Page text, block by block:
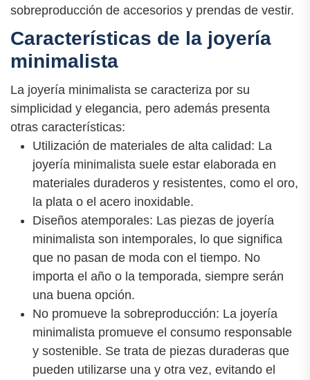
sobreproducción de accesorios y prendas de vestir.
Características de la joyería
minimalista
La joyería minimalista se caracteriza por su
simplicidad y elegancia, pero además presenta
otras características:
Utilización de materiales de alta calidad: La
joyería minimalista suele estar elaborada en
materiales duraderos y resistentes, como el oro,
la plata o el acero inoxidable.
Diseños atemporales: Las piezas de joyería
minimalista son intemporales, lo que significa
que no pasan de moda con el tiempo. No
importa el año o la temporada, siempre serán
una buena opción.
No promueve la sobreproducción: La joyería
minimalista promueve el consumo responsable
y sostenible. Se trata de piezas duraderas que
pueden utilizarse una y otra vez, evitando el